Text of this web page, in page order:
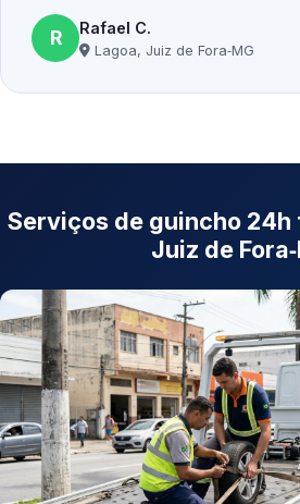
R Rafael C.
Lagoa, Juiz de Fora‑MG
Serviços de guincho 24h
Juiz de